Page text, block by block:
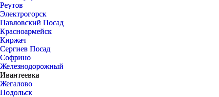
Реутов
Электрогорск
Павловский Посад
Красноармейск
Киржач
Сергиев Посад
Софрино
Железнодорожный
Ивантеевка
Жегалово
Подольск